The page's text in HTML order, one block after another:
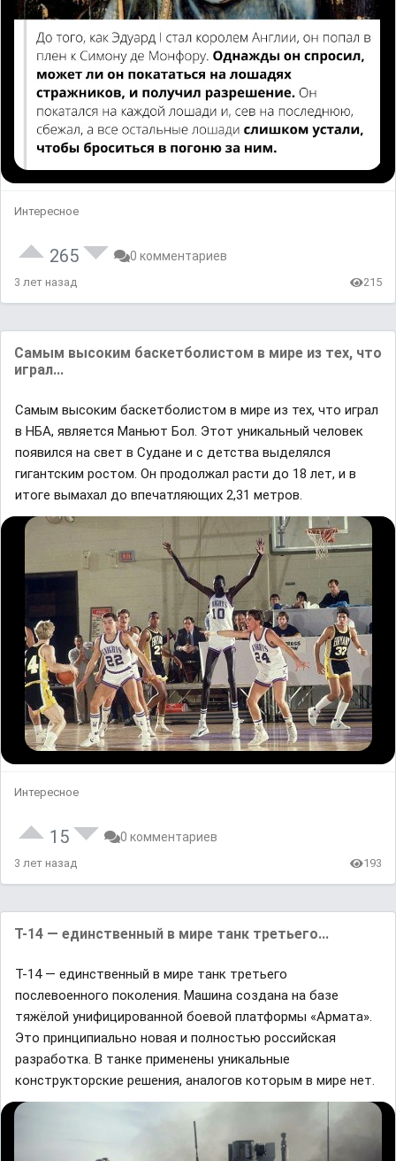
Интересное
265 0 комментариев
3 лет назад 215
Самым высоким баскетболистом в мире из тех, что
играл...
Самым высоким баскетболистом в мире из тех, что играл
в НБА, является Маньют Бол. Этот уникальный человек
появился на свет в Судане и с детства выделялся
гигантским ростом. Он продолжал расти до 18 лет, и в
итоге вымахал до впечатляющих 2,31 метров.
Интересное
15 0 комментариев
3 лет назад 193
Т-14 — единственный в мире танк третьего...
Т-14 — единственный в мире танк третьего
послевоенного поколения. Машина создана на базе
тяжёлой унифицированной боевой платформы «Армата».
Это принципиально новая и полностью российская
разработка. В танке применены уникальные
конструкторские решения, аналогов которым в мире нет.